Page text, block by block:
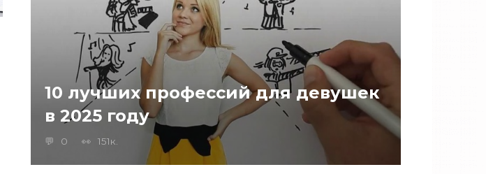
10 лучших профессий для девушек
в 2025 году
0 151к.